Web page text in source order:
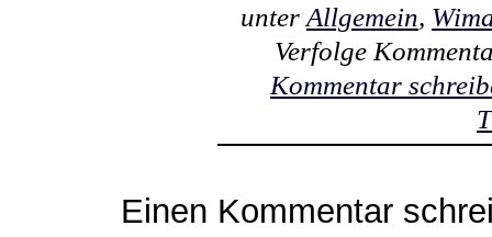
unter Allgemein,
Verfolge
Kommentar
Einen Kommentar